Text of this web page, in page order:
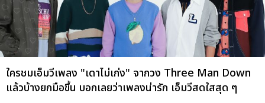
ใครชมเอ็มวีเพลง "เดาไม่เก่ง" จากวง Three Man Down
แล้วบ้างยกมือขึ้น บอกเลยว่าเพลงน่ารัก เอ็มวีสดใสสุด ๆ